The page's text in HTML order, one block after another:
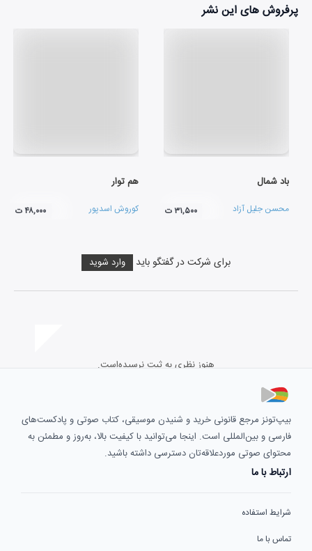
پرفروش های این نشر
باد شمال
محسن جلیل آزاد ۳۱,۵۰۰ ت
هم توار
کوروش اسدپور ۴۸,۰۰۰ ت
برای شرکت در گفتگو باید وارد شوید
هنوز نظری به ثبت نرسیده‌است.
بیپ‌تونز مرجع قانونی خرید و شنیدن موسیقی، کتاب صوتی و پادکست‌های
فارسی و بین‌المللی است. اینجا می‌توانید با کیفیت بالا، به‌روز و مطمئن به
محتوای صوتی موردعلاقه‌تان دسترسی داشته باشید.
ارتباط با ما
شرایط استفاده
تماس با ما